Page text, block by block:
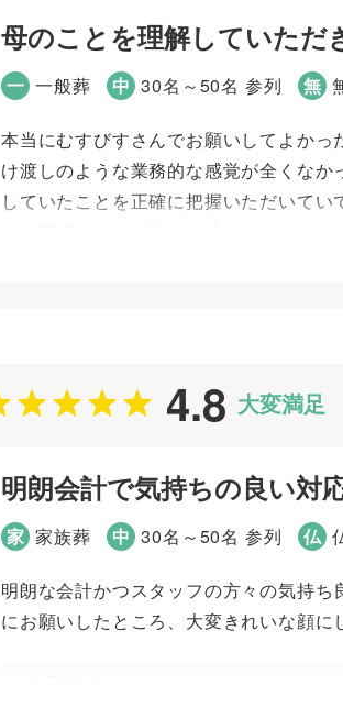
母のことを理解していただ
一 一般葬 中 30名～50名 参列 無
本当にむすびすさんでお願いしてよか
け渡しのような業務的な感覚が全くな
していたことを正確に把握いただいて
るだろうと思いました。それくらい母
ば、全てお任せできるむすびすさんであ
お問い合わせ対応 5 事前相談
打ち合わせの対応 5 ご葬儀
ご葬儀担当者
4.8 大変満足
明朗会計で気持ちの良い対
家 家族葬 中 30名～50名 参列 仏
明朗な会計かつスタッフの方々の気持
にお願いしたところ、大変きれいな顔に